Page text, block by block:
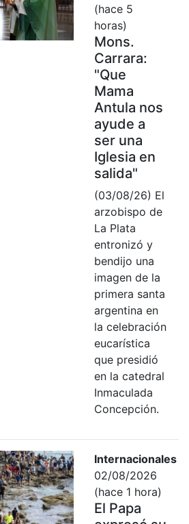
(hace 5
horas)
Mons.
Carrara:
"Que
Mama
Antula nos
ayude a
ser una
Iglesia en
salida"
(03/08/26) El
arzobispo de
La Plata
entronizó y
bendijo una
imagen de la
primera santa
argentina en
la celebración
eucarística
que presidió
en la catedral
Inmaculada
Concepción.
Internacionales
02/08/2026
(hace 1 hora)
El Papa